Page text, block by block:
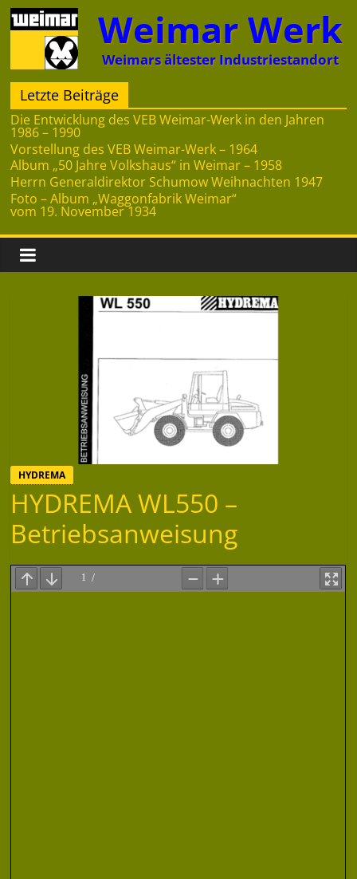
Zum
Inhalt
springen
Weimar Werk
Weimars ältester Industriestandort
Letzte Beiträge
Die Entwicklung des VEB Weimar-Werk in den Jahren
1986 – 1990
Vorstellung des VEB Weimar-Werk – 1964
Album „50 Jahre Volkshaus“ in Weimar – 1958
Herrn Generaldirektor Schumow Weihnachten 1947
Foto – Album „Waggonfabrik Weimar“
vom 19. November 1934
HYDREMA
HYDREMA WL550 –
Betriebsanweisung